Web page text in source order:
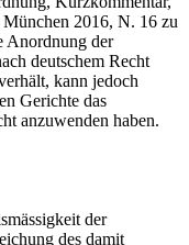
2016, N. 16 zu
Anordnung der
deutschem Recht
kann jedoch
Gerichte das
anzuwenden haben.
der
des damit